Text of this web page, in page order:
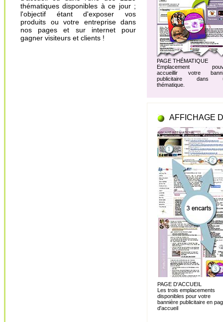
thématiques disponibles à ce jour ;
l'objectif étant d'exposer vos
produits ou votre entreprise dans
nos pages et sur internet pour
gagner visiteurs et clients !
PAGE THÉMATIQUE
Emplacement
accueillir votre
publicitaire dans
thématique.
AFFICHAGE
PAGE D'ACCUEIL
Les trois emplacements
disponibles pour votre
bannière publicitaire en
d'accueil